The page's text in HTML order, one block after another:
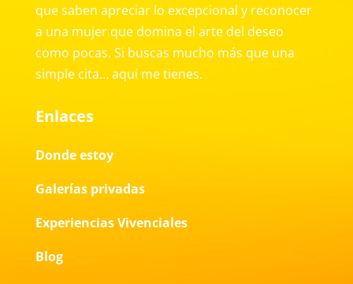
que saben apreciar lo excepcional y reconocer
a una mujer que domina el arte del deseo
como pocas. Si buscas mucho más que una
simple cita… aquí me tienes.
Enlaces
Donde estoy
Galerías privadas
Experiencias Vivenciales
Blog